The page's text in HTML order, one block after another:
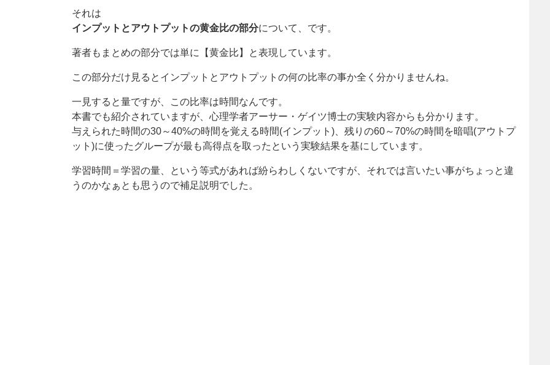
それは
インプットとアウトプットの黄金比の部分について、です。
著者もまとめの部分では単に【黄金比】と表現しています。
この部分だけ見るとインプットとアウトプットの何の比率の事か全く分かりませんね。
一見すると量ですが、この比率は時間なんです。
本書でも紹介されていますが、心理学者アーサー・ゲイツ博士の実験内容からも分かります。
与えられた時間の30～40%の時間を覚える時間(インプット)、残りの60～70%の時間を暗唱(アウトプ
ット)に使ったグループが最も高得点を取ったという実験結果を基にしています。
学習時間＝学習の量、という等式があれば紛らわしくないですが、それでは言いたい事がちょっと違
うのかなぁとも思うので補足説明でした。